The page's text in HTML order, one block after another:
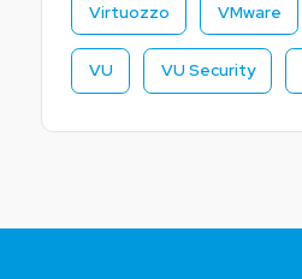
Virtuozzo VMware
VU VU Security